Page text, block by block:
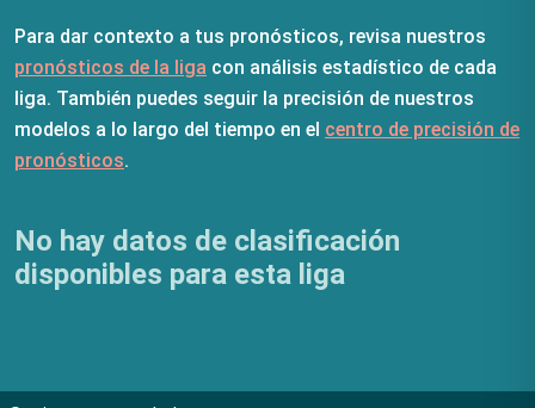
Para dar contexto a tus pronósticos, revisa nuestros
pronósticos de la liga con análisis estadístico de cada
liga. También puedes seguir la precisión de nuestros
modelos a lo largo del tiempo en el centro de precisión de
pronósticos.
No hay datos de clasificación
disponibles para esta liga